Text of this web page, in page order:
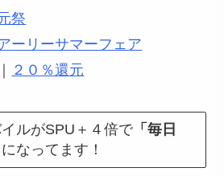
祭
ーリーサマーフェア
２０％還元
ルがSPU＋４倍で「毎日
になってます！